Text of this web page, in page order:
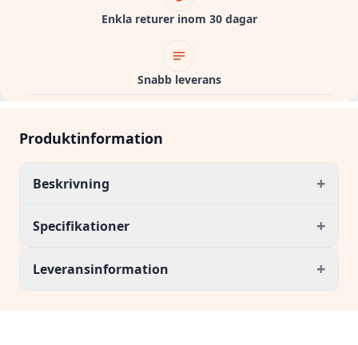
Enkla returer inom 30 dagar
Snabb leverans
Produktinformation
Beskrivning +
Specifikationer +
Leveransinformation +